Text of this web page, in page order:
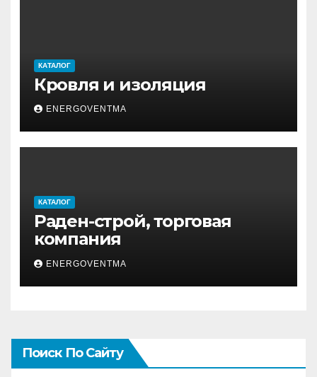
КАТАЛОГ
Кровля и изоляция
ENERGOVENTMA
КАТАЛОГ
Раден-строй, торговая
компания
ENERGOVENTMA
Поиск По Сайту